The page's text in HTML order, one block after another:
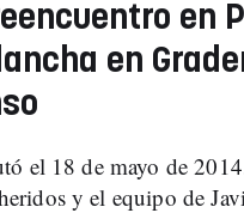
en
en
el 18 de mayo de
y el equipo de